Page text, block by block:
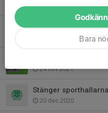
22 jan 2024
Välkommen på
24 nov 2021
Stänger
20 dec 2020
Bara